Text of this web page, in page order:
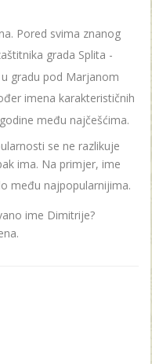
Pored svima znanog
grada Splita -
gradu pod Marjanom
imena karakterističnih
među najčešćima.
se ne razlikuje
ima. Na primjer, ime
među najpopularnijima.
ime Dimitrije?